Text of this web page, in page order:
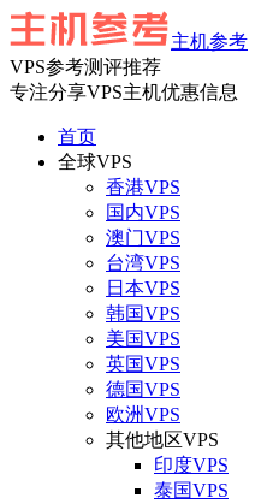
主机参考
VPS参考测评推荐
专注分享VPS主机优惠信息
首页
全球VPS
香港VPS
国内VPS
澳门VPS
台湾VPS
日本VPS
韩国VPS
美国VPS
英国VPS
德国VPS
欧洲VPS
其他地区VPS
印度VPS
泰国VPS